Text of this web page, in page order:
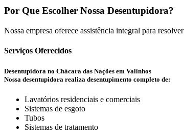
Por Que Escolher Nossa Desentupidora?
Nossa empresa oferece assistência integral para
Serviços Oferecidos
Desentupidora no Chácara das Nações em Valinhos
Nossa desentupidora realiza desentupimento completo de:
Lavatórios residenciais e comerciais
Sistemas de esgoto
Tubos
Sistemas de tratamento